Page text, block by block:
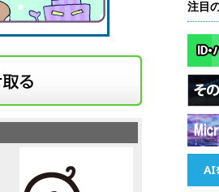
注目